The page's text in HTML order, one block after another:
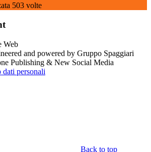
503 volte
and powered by Gruppo Spaggiari
Publishing & New Social Media
dati personali
Back to top